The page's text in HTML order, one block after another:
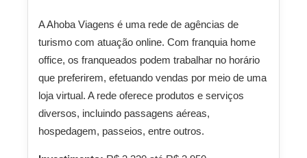
A Ahoba Viagens é uma rede de agências de
turismo com atuação online. Com franquia home
office, os franqueados podem trabalhar no horário
que preferirem, efetuando vendas por meio de uma
loja virtual. A rede oferece produtos e serviços
diversos, incluindo passagens aéreas,
hospedagem, passeios, entre outros.